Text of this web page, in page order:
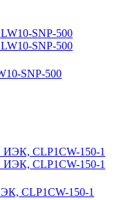
SNP-500
CLP1CW-150-1